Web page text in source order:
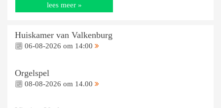
lees meer »
Huiskamer van Valkenburg
06-08-2026 om 14:00
Orgelspel
08-08-2026 om 14.00